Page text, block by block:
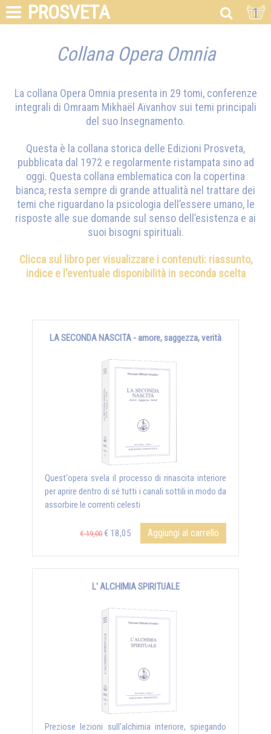
PROSVETA 1
Collana Opera Omnia
La collana Opera Omnia presenta in 29 tomi, conferenze
integrali di Omraam Mikhaël Aïvanhov sui temi principali
del suo Insegnamento.
Questa è la collana storica delle Edizioni Prosveta,
pubblicata dal 1972 e regolarmente ristampata sino ad
oggi. Questa collana emblematica con la copertina
bianca, resta sempre di grande attualità nel trattare dei
temi che riguardano la psicologia dell’essere umano, le
risposte alle sue domande sul senso dell’esistenza e ai
suoi bisogni spirituali.
Clicca sul libro per visualizzare i contenuti: riassunto,
indice e l'eventuale disponibilità in seconda scelta
LA SECONDA NASCITA - amore, saggezza, verità
Quest'opera svela il processo di rinascita interiore
per aprire dentro di sé tutti i canali sottili in modo da
assorbire le correnti celesti
€ 19,00 € 18,05 Aggiungi al carrello
L' ALCHIMIA SPIRITUALE
Preziose lezioni sull'alchimia interiore, spiegando